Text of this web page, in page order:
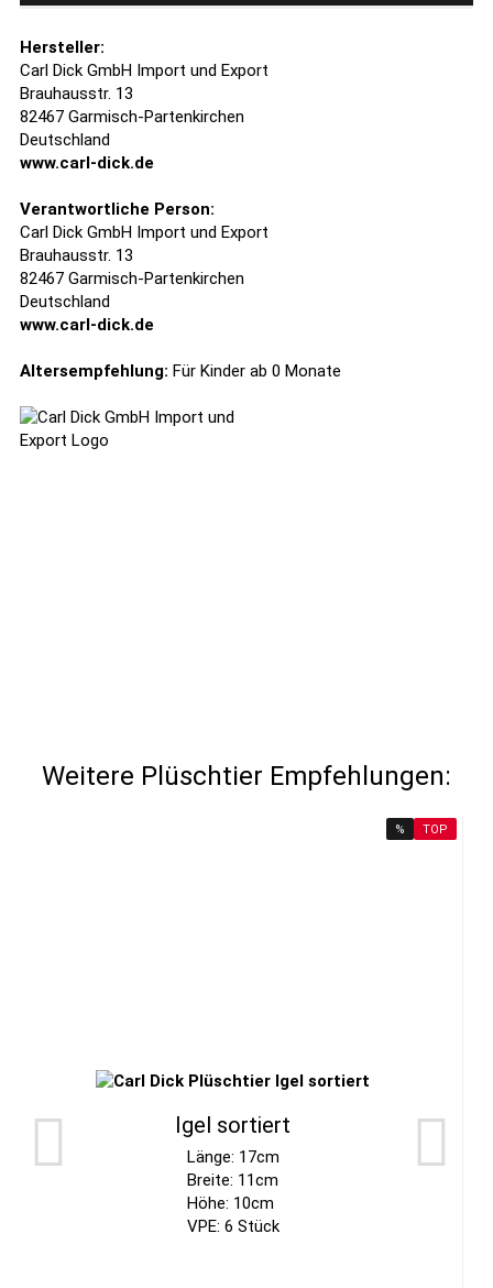
Hersteller:
Carl Dick GmbH Import und Export
Brauhausstr. 13
82467 Garmisch-Partenkirchen
Deutschland
www.carl-dick.de
Verantwortliche Person:
Carl Dick GmbH Import und Export
Brauhausstr. 13
82467 Garmisch-Partenkirchen
Deutschland
www.carl-dick.de
Altersempfehlung: Für Kinder ab 0 Monate
Weitere Plüschtier Empfehlungen:
% TOP
Igel sortiert
Länge: 17cm
Breite: 11cm
Höhe: 10cm
VPE: 6 Stück